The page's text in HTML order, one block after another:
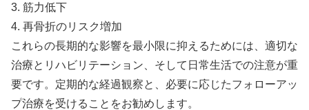
3. 筋力低下
4. 再骨折のリスク増加
これらの長期的な影響を最小限に抑えるためには、適切な
治療とリハビリテーション、そして日常生活での注意が重
要です。定期的な経過観察と、必要に応じたフォローアッ
プ治療を受けることをお勧めします。